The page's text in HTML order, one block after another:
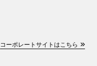
コーポレートサイトはこちら